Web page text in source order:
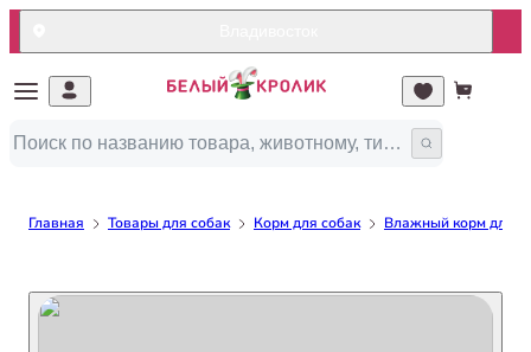
Главная Товары для собак Корм для собак Влажный корм для